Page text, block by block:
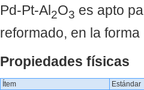
Pd-Pt-Al2O3 es apto
reformado, en la
Propiedades físicas
Ítem
Estándar